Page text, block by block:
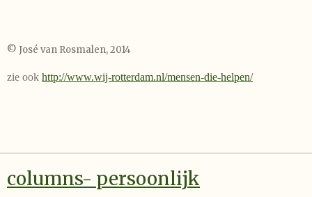
© José van Rosmalen, 2014
zie ook http://www.wij-rotterdam.nl/mensen-die-helpen/
columns- persoonlijk